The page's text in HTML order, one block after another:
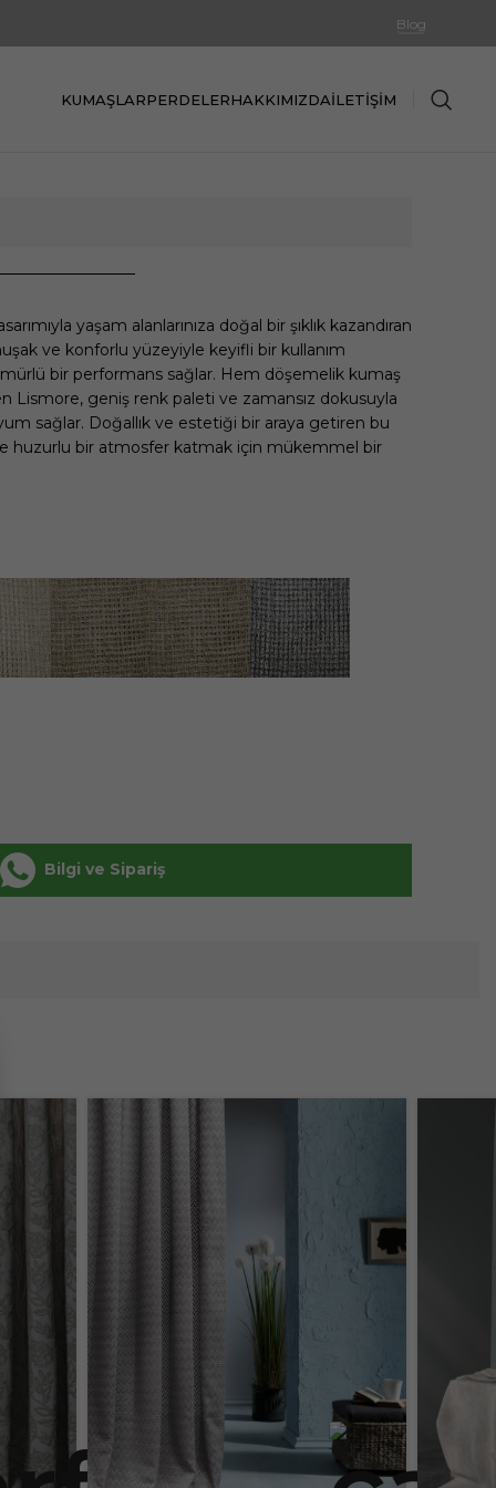
Blog
KUMAŞLARPERDELERHAKKIMIZDAİLETIŞIM
yaşam alanlarınıza doğal bir şıklık kazandıran
ve konforlu yüzeyiyle keyifli bir kullanım
ömürlü bir performans sağlar. Hem döşemelik kumaş
Lismore, geniş renk paleti ve zamansız dokusuyla
sağlar. Doğallık ve estetiği bir araya getiren bu
huzurlu bir atmosfer katmak için mükemmel bir
Bilgi ve Sipariş